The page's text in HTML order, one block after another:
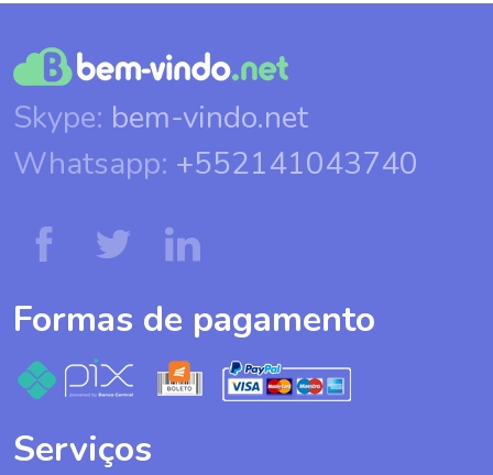
Skype: bem-vindo.net
Whatsapp: +552141043740
Formas de pagamento
Serviços